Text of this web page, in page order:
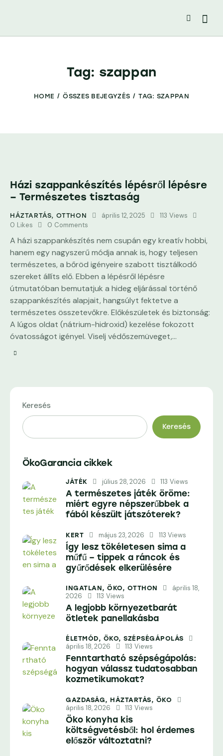
Tag: szappan
HOME ÖSSZES BEJEGYZÉS TAG: SZAPPAN
Házi szappankészítés lépésről lépésre
– Természetes tisztaság
HÁZTARTÁS, OTTHON április 12, 2025 113 Views
0 Likes 0 Comments
A házi szappankészítés nem csupán egy kreatív hobbi,
hanem egy nagyszerű módja annak is, hogy teljesen
természetes, a bőröd igényeire szabott tisztálkodó
szereket állíts elő. Ebben a lépésről lépésre
útmutatóban bemutatjuk a hideg eljárással történő
szappankészítés alapjait, hangsúlyt fektetve a
természetes összetevőkre. Előkészületek és biztonság:
A lúgos oldat (nátrium-hidroxid) kezelése fokozott
óvatosságot igényel. Viselj védőszemüveget,…
Keresés
Keresés
ÖkoGarancia cikkek
JÁTÉK július 28, 2026 113 Views
A természetes játék öröme:
miért egyre népszerűbbek a
fából készült játszóterek?
KERT május 23, 2026 113 Views
Így lesz tökéletesen sima a
műfű – tippek a ráncok és
gyűrődések elkerülésére
INGATLAN, ÖKO, OTTHON
április 18,
2026
113 Views
A legjobb környezetbarát
ötletek panellakásba
ÉLETMÓD, ÖKO, SZÉPSÉGÁPOLÁS
április 18, 2026 113 Views
Fenntartható szépségápolás:
hogyan válassz tudatosabban
kozmetikumokat?
GAZDASÁG, HÁZTARTÁS, ÖKO
április 18, 2026 113 Views
Öko konyha kis
költségvetésből: hol érdemes
először változtatni?